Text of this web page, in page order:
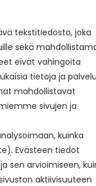
tekstitiedosto, joka
sekä
eivät vahingoita
tietoja ja
mahdollistavat
sivujen ja
kuinka
Evästeen tiedot
sen arvioimiseen,
aktiivisuuteen